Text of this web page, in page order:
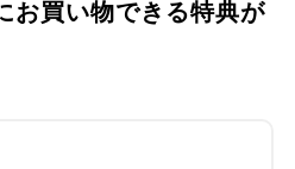
お買い物できる特典が